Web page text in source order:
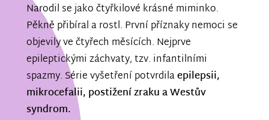
Narodil se jako čtyřkilové krásné miminko.
Pěkně přibíral a rostl. První příznaky nemoci se
objevily ve čtyřech měsících. Nejprve
epileptickými záchvaty, tzv. infantilními
spazmy. Série vyšetření potvrdilaepilepsii,
mikrocefalii, postižení zraku a Westův
syndrom.